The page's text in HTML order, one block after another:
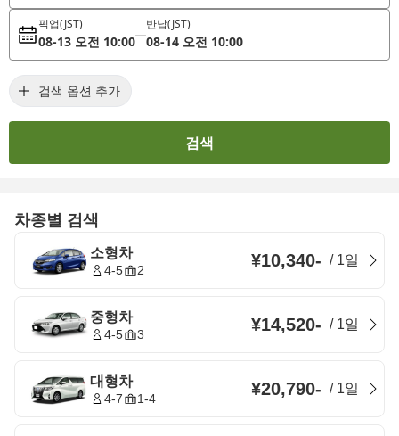
픽업(JST)
08-13 오전 10:00
반납(JST)
08-14 오전 10:00
검색 옵션 추가
검색
차종별 검색
소형차
4-5 2 ¥10,340- / 1일
중형차
4-5 3 ¥14,520- / 1일
대형차
4-7 1-4 ¥20,790- / 1일